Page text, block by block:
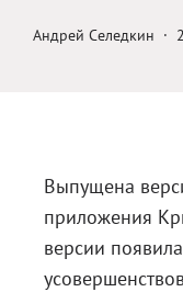
Андрей Селедкин ·
Выпущена
приложения
версии